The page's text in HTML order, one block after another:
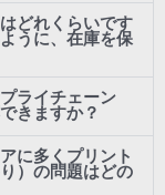
どれくらいです
うに、在庫を保
ライチェーン
きますか？
に多くプリント
）の問題はどの